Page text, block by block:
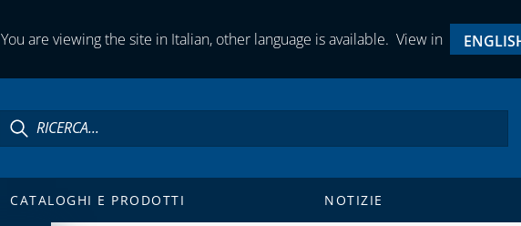
You are viewing the site in Italian, other language is available. View in
CATALOGHI E PRODOTTI NOTIZIE